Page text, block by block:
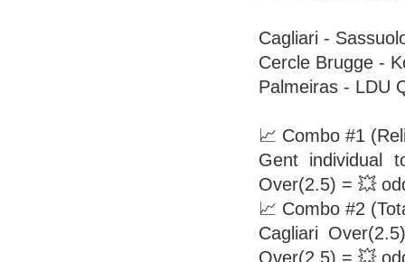
Cagliari -
Cercle Brugge -
Palmeiras - LDU
📈 Combo #1
Gent individual
Over(2.5) = 💥
📈 Combo #2
Cagliari
Over(2.5) = 💥